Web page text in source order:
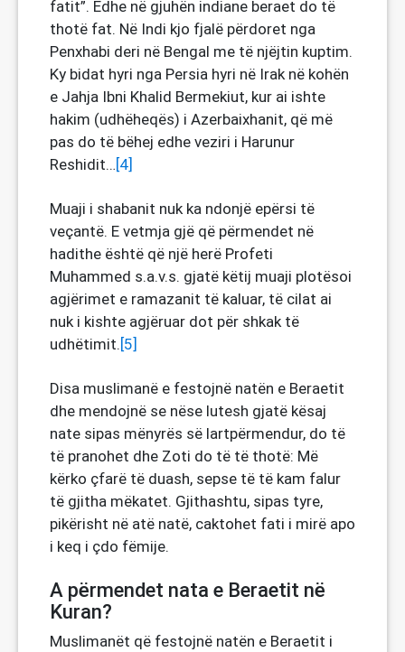
fatit”. Edhe në gjuhën indiane beraet do të
thotë fat. Në Indi kjo fjalë përdoret nga
Penxhabi deri në Bengal me të njëjtin kuptim.
Ky bidat hyri nga Persia hyri në Irak në kohën
e Jahja Ibni Khalid Bermekiut, kur ai ishte
hakim (udhëheqës) i Azerbaixhanit, që më
pas do të bëhej edhe veziri i Harunur
Reshidit…[4]
Muaji i shabanit nuk ka ndonjë epërsi të
veçantë. E vetmja gjë që përmendet në
hadithe është që një herë Profeti
Muhammed s.a.v.s. gjatë këtij muaji plotësoi
agjërimet e ramazanit të kaluar, të cilat ai
nuk i kishte agjëruar dot për shkak të
udhëtimit.[5]
Disa muslimanë e festojnë natën e Beraetit
dhe mendojnë se nëse lutesh gjatë kësaj
nate sipas mënyrës së lartpërmendur, do të
të pranohet dhe Zoti do të të thotë: Më
kërko çfarë të duash, sepse të të kam falur
të gjitha mëkatet. Gjithashtu, sipas tyre,
pikërisht në atë natë, caktohet fati i mirë apo
i keq i çdo fëmije.
A përmendet nata e Beraetit në
Kuran?
Muslimanët që festojnë natën e Beraetit i